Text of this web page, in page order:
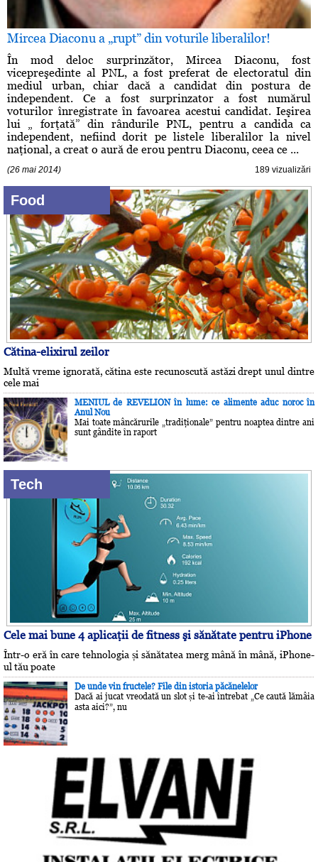
Mircea Diaconu a „rupt” din voturile liberalilor!
În mod deloc surprinzător, Mircea Diaconu, fost
vicepreşedinte al PNL, a fost preferat de electoratul din
mediul urban, chiar dacă a candidat din postura de
independent. Ce a fost surprinzator a fost numărul
voturilor înregistrate în favoarea acestui candidat. Ieşirea
lui „ forţată” din rândurile PNL, pentru a candida ca
independent, nefiind dorit pe listele liberalilor la nivel
naţional, a creat o aură de erou pentru Diaconu, ceea ce ...
(26 mai 2014) 189 vizualizări
Food
Cătina-elixirul zeilor
Multă vreme ignorată, cătina este recunoscută astăzi drept unul dintre
cele mai
MENIUL de REVELION în lume: ce alimente aduc noroc în
Anul Nou
Mai toate mâncărurile „tradiţionale” pentru noaptea dintre ani
sunt gândite în raport
Tech
Cele mai bune 4 aplicaţii de fitness şi sănătate pentru iPhone
Într-o eră în care tehnologia și sănătatea merg mână în mână, iPhone-
ul tău poate
De unde vin fructele? File din istoria păcănelelor
Dacă ai jucat vreodată un slot și te-ai întrebat „Ce caută lămâia
asta aici?”, nu